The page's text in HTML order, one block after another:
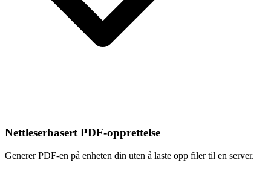
Nettleserbasert PDF-opprettelse
Generer PDF-en på enheten din uten å laste opp filer til en server.